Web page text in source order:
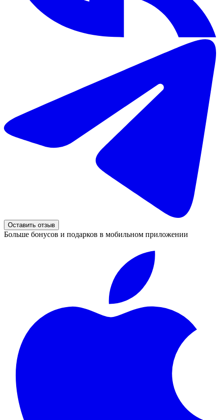
Оставить отзыв
Больше бонусов и подарков в мобильном приложении